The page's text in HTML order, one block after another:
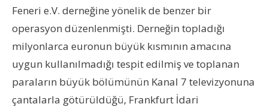
Feneri e.V. derneğine yönelik de benzer bir
operasyon düzenlenmişti. Derneğin topladığı
milyonlarca euronun büyük kısmının amacına
uygun kullanılmadığı tespit edilmiş ve toplanan
paraların büyük bölümünün Kanal 7 televizyonuna
çantalarla götürüldüğü, Frankfurt İdari